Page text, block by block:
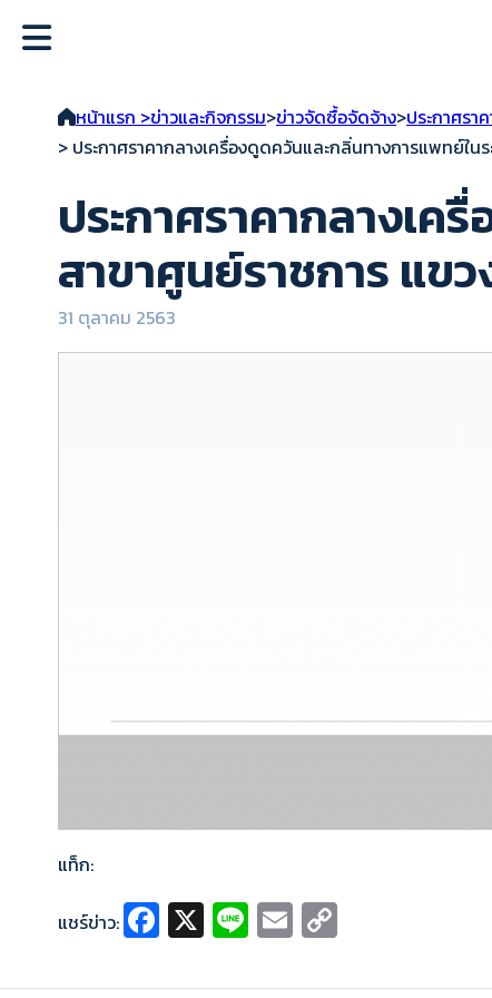
หน้าแรก >ข่าวและกิจกรรม>ข่าวจัดซื้อจัดจ้าง>ประกาศรา
> ประกาศราคากลางเครื่องดูดควันและกลิ่นทางการแพทย์ใ
ประกาศราคากลางเค
สาขาศูนย์ราชการ แข
31 ตุลาคม 2563
แท็ก:
แชร์ข่าว: Fa
ce
X Li
n
E
m